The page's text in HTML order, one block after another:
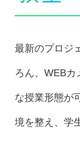
最新のプロジ
ろん、WEBカ
な授業形態が
境を整え、学